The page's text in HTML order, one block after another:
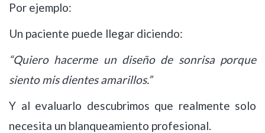
Por ejemplo:
Un paciente puede llegar diciendo:
“Quiero hacerme un diseño de sonrisa porque
siento mis dientes amarillos.”
Y al evaluarlo descubrimos que realmente solo
necesita un blanqueamiento profesional.